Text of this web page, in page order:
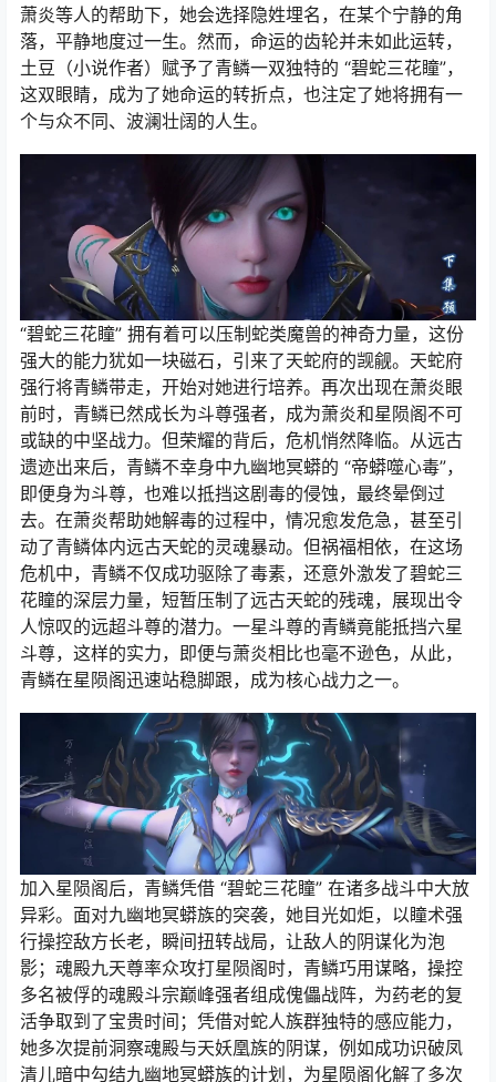
萧炎等人的帮助下，她会选择隐姓埋名，在某个宁静的角
落，平静地度过一生。然而，命运的齿轮并未如此运转，
土豆（小说作者）赋予了青鳞一双独特的 “碧蛇三花瞳”，
这双眼睛，成为了她命运的转折点，也注定了她将拥有一
个与众不同、波澜壮阔的人生。
“碧蛇三花瞳” 拥有着可以压制蛇类魔兽的神奇力量，这份
强大的能力犹如一块磁石，引来了天蛇府的觊觎。天蛇府
强行将青鳞带走，开始对她进行培养。再次出现在萧炎眼
前时，青鳞已然成长为斗尊强者，成为萧炎和星陨阁不可
或缺的中坚战力。但荣耀的背后，危机悄然降临。从远古
遗迹出来后，青鳞不幸身中九幽地冥蟒的 “帝蟒噬心毒”，
即便身为斗尊，也难以抵挡这剧毒的侵蚀，最终晕倒过
去。在萧炎帮助她解毒的过程中，情况愈发危急，甚至引
动了青鳞体内远古天蛇的灵魂暴动。但祸福相依，在这场
危机中，青鳞不仅成功驱除了毒素，还意外激发了碧蛇三
花瞳的深层力量，短暂压制了远古天蛇的残魂，展现出令
人惊叹的远超斗尊的潜力。一星斗尊的青鳞竟能抵挡六星
斗尊，这样的实力，即便与萧炎相比也毫不逊色，从此，
青鳞在星陨阁迅速站稳脚跟，成为核心战力之一。
加入星陨阁后，青鳞凭借 “碧蛇三花瞳” 在诸多战斗中大放
异彩。面对九幽地冥蟒族的突袭，她目光如炬，以瞳术强
行操控敌方长老，瞬间扭转战局，让敌人的阴谋化为泡
影；魂殿九天尊率众攻打星陨阁时，青鳞巧用谋略，操控
多名被俘的魂殿斗宗巅峰强者组成傀儡战阵，为药老的复
活争取到了宝贵时间；凭借对蛇人族群独特的感应能力，
她多次提前洞察魂殿与天妖凰族的阴谋，例如成功识破凤
清儿暗中勾结九幽地冥蟒族的计划，为星陨阁化解了多次